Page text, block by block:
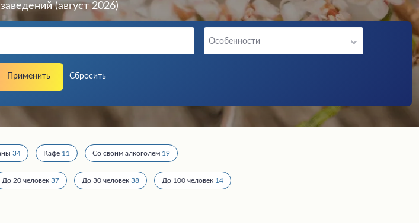
(август 2026)
Особенности
Применить Сбросить
34 Кафе 11 Со своим алкоголем 19
До 20 человек 37 До 30 человек 38 До 100 человек 14